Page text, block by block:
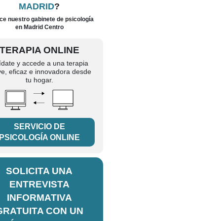
MADRID?
nuestro gabinete de psicología
en Madrid Centro
ONLINE
y accede a una terapia
eficaz e innovadora desde
tu hogar.
SERVICIO DE
ONLINE
SOLICITA UNA
ENTREVISTA
INFORMATIVA
CON UN